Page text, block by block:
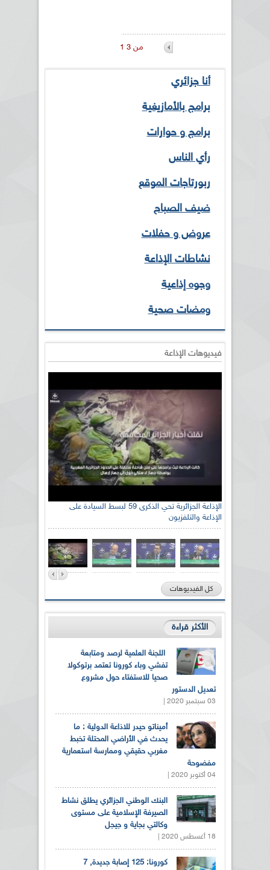
1 من 3
أنا جزائري
برامج بالأمازيغية
برامج و حوارات
رأي الناس
ربورتاجات الموقع
ضيف الصباح
عروض و حفلات
نشاطات الإذاعة
وجوه إذاعية
ومضات صحية
فيديوهات الإذاعة
الإذاعة الجزائرية تحي الذكرى 59 لبسط السيادة على
الإذاعة والتلفزيون
كل الفيديوهات
الأكثر قراءة
اللجنة العلمية لرصد ومتابعة
تفشي وباء كورونا تعتمد برتوكولا
صحيا للاستفتاء حول مشروع
تعديل الدستور
03 سبتمبر 2020 |
أميناتو حيدر للاذاعة الدولية : ما
يحدث في الأراضي المحتلة تخبط
مغربي حقيقي وممارسة استعمارية
مفضوحة
04 أكتوبر 2020 |
البنك الوطني الجزائري يطلق نشاط
الصيرفة الإسلامية على مستوى
وكالتي بجاية و جيجل
18 أغسطس 2020 |
كورونا: 125 إصابة جديدة, 7